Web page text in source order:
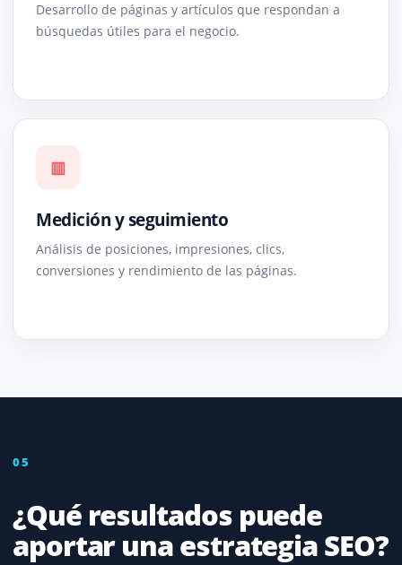
Desarrollo de páginas y artículos que respondan a
búsquedas útiles para el negocio.
▥
Medición y seguimiento
Análisis de posiciones, impresiones, clics,
conversiones y rendimiento de las páginas.
05
¿Qué resultados puede
aportar una estrategia SEO?